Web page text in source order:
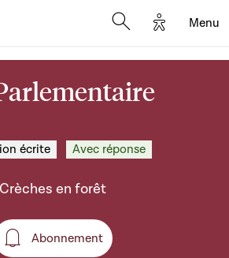
Options
Menu
écrite Avec réponse
Crèches en forêt
Abonnement
Abonnement